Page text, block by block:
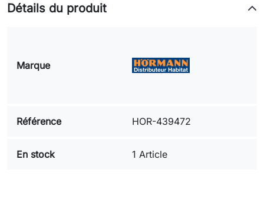
Détails du produit
Marque
Référence HOR-439472
En stock 1 Article